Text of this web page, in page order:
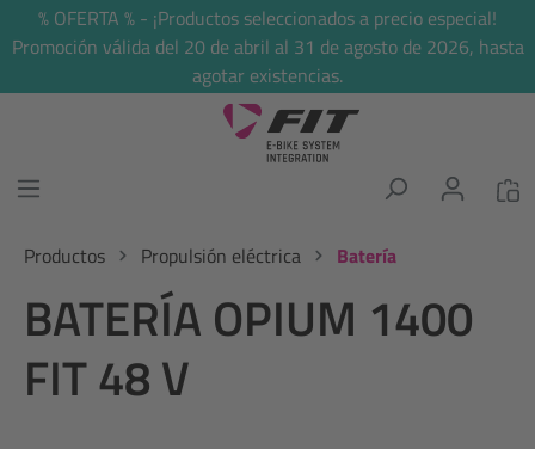
principal
% OFERTA % - ¡Productos seleccionados a precio especial!
Promoción válida del 20 de abril al 31 de agosto de 2026, hasta
agotar existencias.
Productos Propulsión eléctrica Batería
BATERÍA OPIUM 1400
FIT 48 V